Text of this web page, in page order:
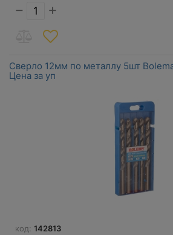
− +
Сверло 12мм по металлу 5шт
Цена за уп
код: 142813